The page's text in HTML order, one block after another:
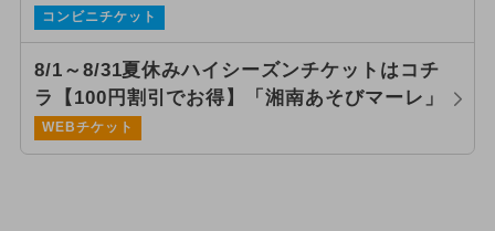
コンビニチケット
8/1～8/31夏休みハイシーズンチケットはコチ
ラ【100円割引でお得】「湘南あそびマーレ」
WEBチケット